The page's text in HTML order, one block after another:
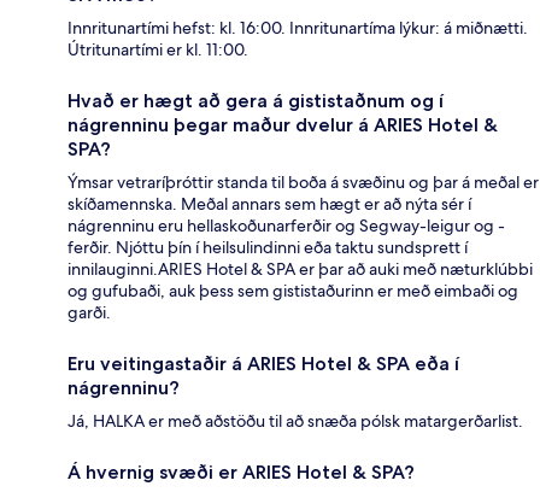
Innritunartími hefst: kl. 16:00. Innritunartíma lýkur: á miðnætti.
Útritunartími er kl. 11:00.
Hvað er hægt að gera á gististaðnum og í
nágrenninu þegar maður dvelur á ARIES Hotel &
SPA?
Ýmsar vetraríþróttir standa til boða á svæðinu og þar á meðal er
skíðamennska. Meðal annars sem hægt er að nýta sér í
nágrenninu eru hellaskoðunarferðir og Segway-leigur og -
ferðir. Njóttu þín í heilsulindinni eða taktu sundsprett í
innilauginni.ARIES Hotel & SPA er þar að auki með næturklúbbi
og gufubaði, auk þess sem gististaðurinn er með eimbaði og
garði.
Eru veitingastaðir á ARIES Hotel & SPA eða í
nágrenninu?
Já, HALKA er með aðstöðu til að snæða pólsk matargerðarlist.
Á hvernig svæði er ARIES Hotel & SPA?